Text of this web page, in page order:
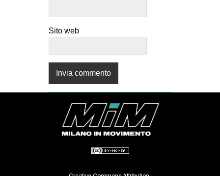
Sito web